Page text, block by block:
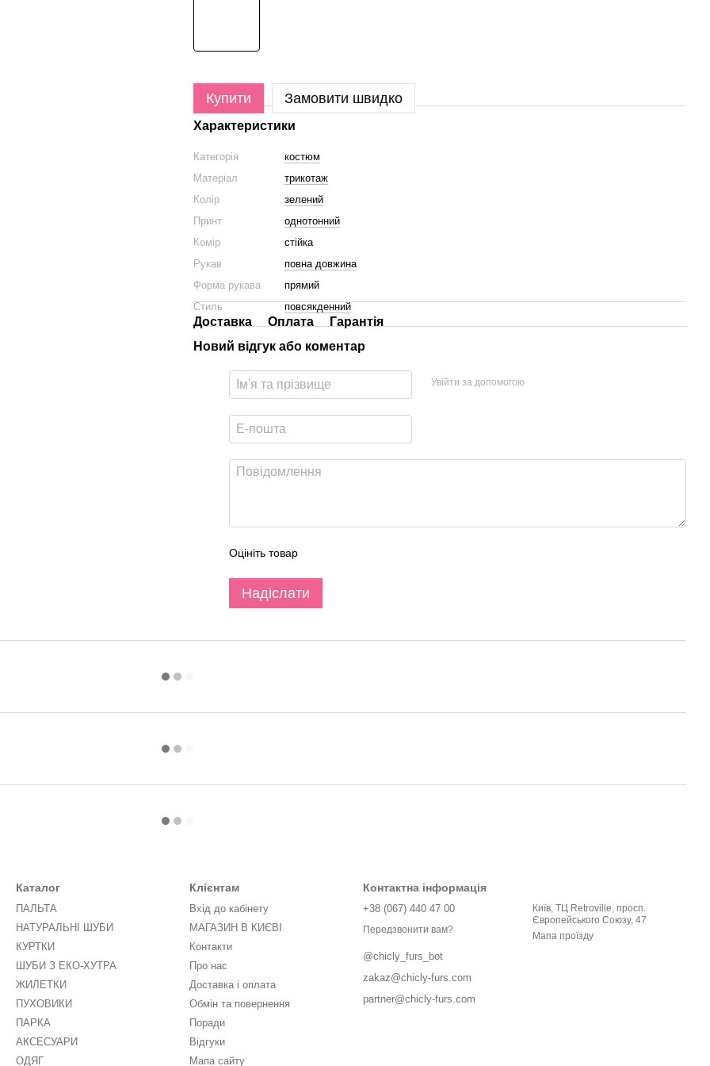
Купити Замовити швидко
Характеристики
Категорія
костюм
Матеріал
трикотаж
Колір
зелений
Принт
однотонний
Комір
стійка
Рукав
повна довжина
Форма рукава
прямий
Стиль
повсякденний
Доставка Оплата
Гарантія
Новий відгук або коментар
Увійти за допомогою
Оцініть товар
Надіслати
Каталог
ПАЛЬТА
НАТУРАЛЬНІ ШУБИ
КУРТКИ
ШУБИ З ЕКО-ХУТРА
ЖИЛЕТКИ
ПУХОВИКИ
ПАРКА
АКСЕСУАРИ
ОДЯГ
Клієнтам
Вхід до кабінету
МАГАЗИН В КИЄВІ
Контакти
Про нас
Доставка і оплата
Обмін та повернення
Поради
Відгуки
Мапа сайту
Контактна інформація
+38 (067) 440 47 00
Передзвонити вам?
@chicly_furs_bot
zakaz@chicly-furs.com
partner@chicly-furs.com
Київ, ТЦ Retroville, просп.
Європейського Союзу, 47
Мапа проїзду